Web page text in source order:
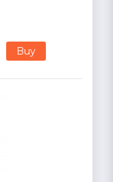
Buy